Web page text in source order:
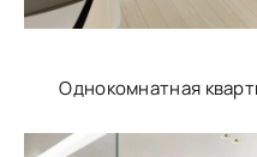
Однокомнатная